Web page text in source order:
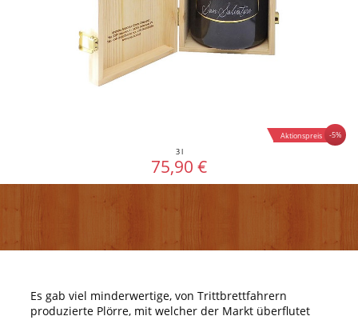
-5%
Aktionspreis
3 l
75,90 €
Es gab viel minderwertige, von Trittbrettfahrern
produzierte Plörre, mit welcher der Markt überflutet